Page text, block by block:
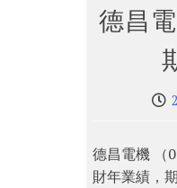
德昌
德昌電機 （
財年業績，